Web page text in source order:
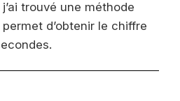
trouvé une méthode
d’obtenir le chiffre